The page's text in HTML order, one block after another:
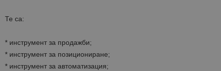
Те са:
* инструмент за продажби;
* инструмент за позициониране;
* инструмент за автоматизация;